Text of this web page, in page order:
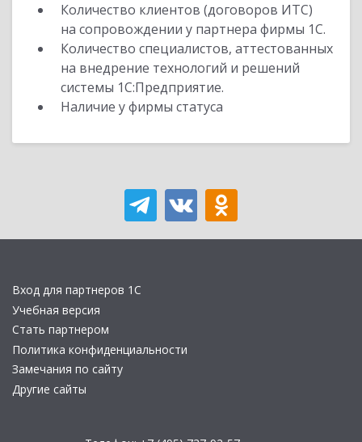
Количество клиентов (договоров ИТС)
на сопровождении у партнера фирмы 1С.
Количество специалистов, аттестованных
на внедрение технологий и решений
системы 1С:Предприятие.
Наличие у фирмы статуса
Вход для партнеров 1С
Учебная версия
Стать партнером
Политика конфиденциальности
Замечания по сайту
Другие сайты